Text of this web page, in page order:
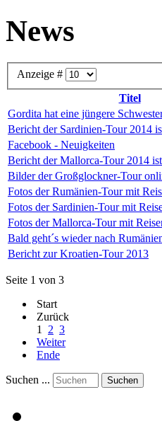
News
Anzeige #
Titel
Gordita hat eine jüngere
Bericht der Sardinien-Tour 2014
Facebook - Neuigkeiten
Bericht der Mallorca-Tour 2014
Bilder der Großglockner-Tour
Fotos der Rumänien-Tour mit
Fotos der Sardinien-Tour mit
Fotos der Mallorca-Tour mit
Bald geht´s wieder nach
Bericht zur Kroatien-Tour 2013
Seite 1 von 3
Start
Zurück
1
2 3
Weiter
Ende
Suchen ... Suchen